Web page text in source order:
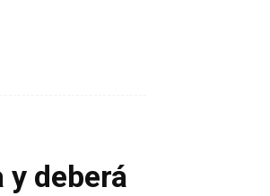
deberá